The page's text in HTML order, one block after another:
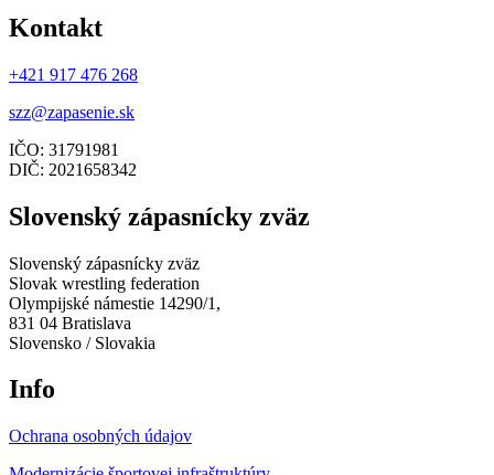
Kontakt
+421 917 476 268
szz@zapasenie.sk
IČO: 31791981
DIČ: 2021658342
Slovenský zápasnícky zväz
Slovenský zápasnícky zväz
Slovak wrestling federation
Olympijské námestie 14290/1,
831 04 Bratislava
Slovensko / Slovakia
Info
Ochrana osobných údajov